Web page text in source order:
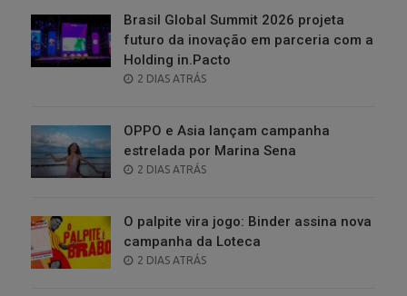
Brasil Global Summit 2026 projeta
futuro da inovação em parceria com a
Holding in.Pacto
POSTED
2 DIAS ATRÁS
OPPO e Asia lançam campanha
estrelada por Marina Sena
POSTED
2 DIAS ATRÁS
O palpite vira jogo: Binder assina nova
campanha da Loteca
POSTED
2 DIAS ATRÁS